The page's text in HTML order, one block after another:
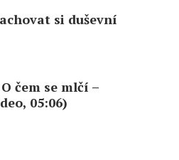
si duševní
čem se mlčí –
05:06)